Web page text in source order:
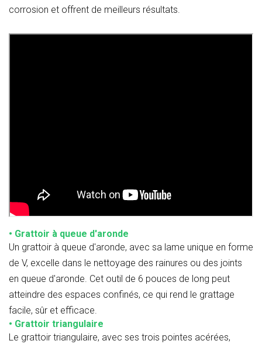
corrosion et offrent de meilleurs résultats.
• Grattoir à queue d'aronde
Un grattoir à queue d'aronde, avec sa lame unique en forme
de V, excelle dans le nettoyage des rainures ou des joints
en queue d'aronde. Cet outil de 6 pouces de long peut
atteindre des espaces confinés, ce qui rend le grattage
facile, sûr et efficace.
• Grattoir triangulaire
Le grattoir triangulaire, avec ses trois pointes acérées,